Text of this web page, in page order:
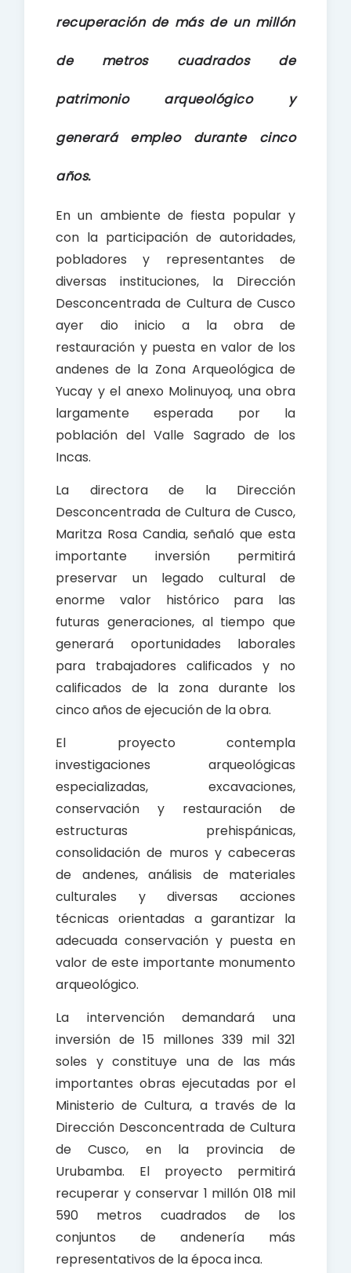
k
p
recuperación de más de un millón
de metros cuadrados de
patrimonio arqueológico y
generará empleo durante cinco
años.
En un ambiente de fiesta popular y
con la participación de autoridades,
pobladores y representantes de
diversas instituciones, la Dirección
Desconcentrada de Cultura de Cusco
ayer dio inicio a la obra de
restauración y puesta en valor de los
andenes de la Zona Arqueológica de
Yucay y el anexo Molinuyoq, una obra
largamente esperada por la
población del Valle Sagrado de los
Incas.
La directora de la Dirección
Desconcentrada de Cultura de Cusco,
Maritza Rosa Candia, señaló que esta
importante inversión permitirá
preservar un legado cultural de
enorme valor histórico para las
futuras generaciones, al tiempo que
generará oportunidades laborales
para trabajadores calificados y no
calificados de la zona durante los
cinco años de ejecución de la obra.
El proyecto contempla
investigaciones arqueológicas
especializadas, excavaciones,
conservación y restauración de
estructuras prehispánicas,
consolidación de muros y cabeceras
de andenes, análisis de materiales
culturales y diversas acciones
técnicas orientadas a garantizar la
adecuada conservación y puesta en
valor de este importante monumento
arqueológico.
La intervención demandará una
inversión de 15 millones 339 mil 321
soles y constituye una de las más
importantes obras ejecutadas por el
Ministerio de Cultura, a través de la
Dirección Desconcentrada de Cultura
de Cusco, en la provincia de
Urubamba. El proyecto permitirá
recuperar y conservar 1 millón 018 mil
590 metros cuadrados de los
conjuntos de andenería más
representativos de la época inca.